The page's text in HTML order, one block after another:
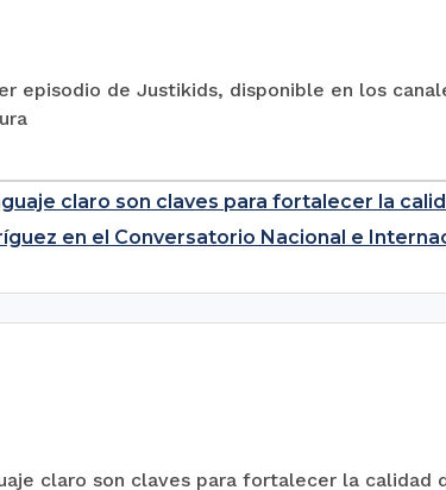
episodio de Justikids, disponible en los
claro son claves para fortalecer la
en el Conversatorio Nacional e
claro son claves para fortalecer la calidad